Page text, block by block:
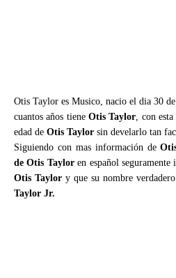
Otis Taylor es Musico, nacio el dia 30
cuantos años tiene Otis Taylor, con
edad de Otis Taylor sin develarlo tan
Siguiendo con mas información de
de Otis Tayloren español
Otis Taylory que su nombre
Taylor Jr.